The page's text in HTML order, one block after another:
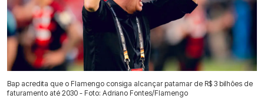
Bap acredita que o Flamengo consiga alcançar patamar de R$ 3 bilhões de
faturamento até 2030 - Foto: Adriano Fontes/Flamengo